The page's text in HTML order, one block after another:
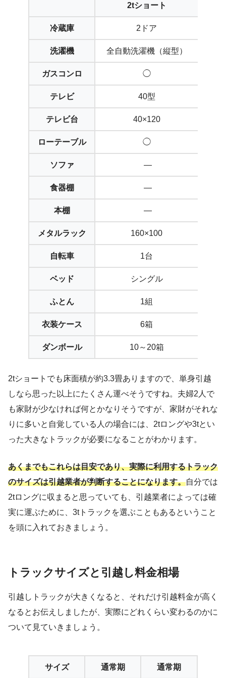
2tショート
冷蔵庫 2ドア
洗濯機 全自動洗濯機（縦型）
ガスコンロ ◯
テレビ 40型
テレビ台 40×120
ローテーブル ◯
ソファ —
食器棚 —
本棚 —
メタルラック 160×100
自転車 1台
ベッド シングル
ふとん 1組
衣装ケース 6箱
ダンボール 10～20箱
2tショートでも床面積が約3.3畳ありますので、単身引越
しなら思った以上にたくさん運べそうですね。夫婦2人で
も家財が少なければ何とかなりそうですが、家財がそれな
りに多いと自覚している人の場合には、2tロングや3tとい
った大きなトラックが必要になることがわかります。
あくまでもこれらは目安であり、実際に利用するトラック
のサイズは引越業者が判断することになります。自分では
2tロングに収まると思っていても、引越業者によっては確
実に運ぶために、3tトラックを選ぶこともあるということ
を頭に入れておきましょう。
トラックサイズと引越し料金相場
引越しトラックが大きくなると、それだけ引越料金が高く
なるとお伝えしましたが、実際にどれくらい変わるのかに
ついて見ていきましょう。
サイズ 通常期 通常期